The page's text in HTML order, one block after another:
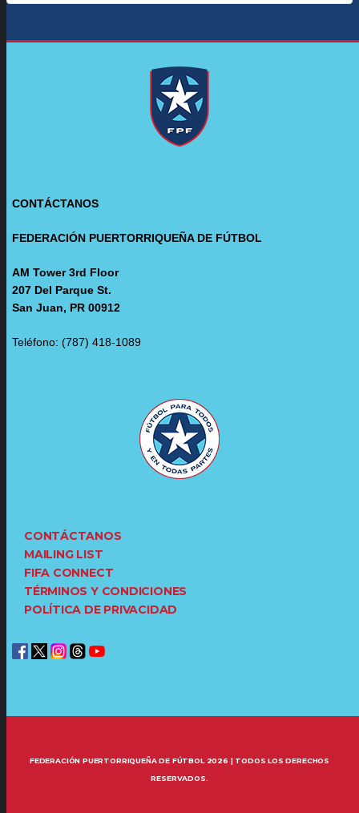
CONTÁCTANOS
FEDERACIÓN PUERTORRIQUEÑA DE FÚTBOL
AM Tower 3rd Floor
207 Del Parque St.
San Juan, PR 00912
Teléfono: (787) 418-1089
CONTÁCTANOS
MAILING LIST
FIFA CONNECT
TÉRMINOS Y CONDICIONES
POLÍTICA DE PRIVACIDAD
FEDERACIÓN PUERTORRIQUEÑA DE FÚTBOL 2026 | TODOS LOS DERECHOS
RESERVADOS.